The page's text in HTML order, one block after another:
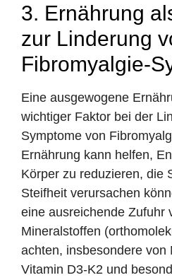
3. Ernährung
zur Linderung
Fibromyalgie-
Eine ausgewogene
wichtiger Faktor bei der
Symptome von
Ernährung kann helfen,
Körper zu reduzieren, die
Steifheit verursachen
eine ausreichende Zufuhr
Mineralstoffen
achten, insbesondere von
Vitamin D3-K2 und